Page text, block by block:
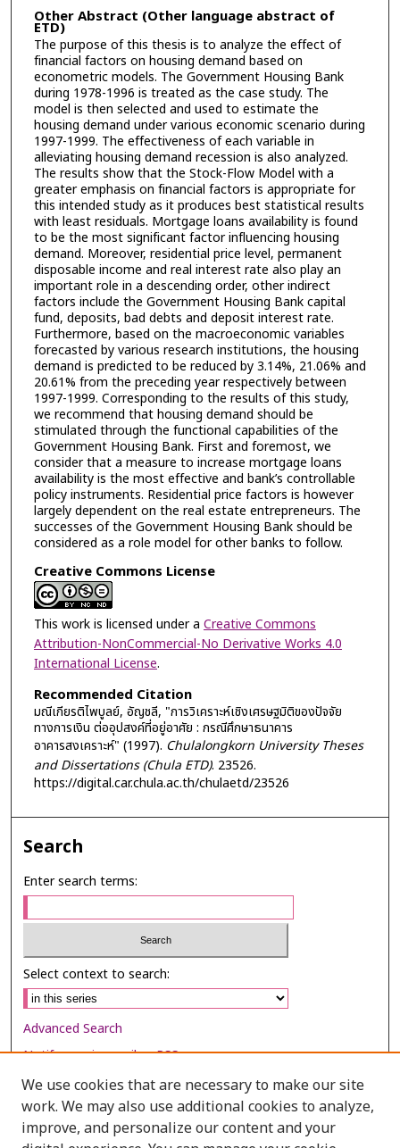
Other Abstract (Other language abstract of
ETD)
The purpose of this thesis is to analyze the effect of
financial factors on housing demand based on
econometric models. The Government Housing Bank
during 1978-1996 is treated as the case study. The
model is then selected and used to estimate the
housing demand under various economic scenario during
1997-1999. The effectiveness of each variable in
alleviating housing demand recession is also analyzed.
The results show that the Stock-Flow Model with a
greater emphasis on financial factors is appropriate for
this intended study as it produces best statistical results
with least residuals. Mortgage loans availability is found
to be the most significant factor influencing housing
demand. Moreover, residential price level, permanent
disposable income and real interest rate also play an
important role in a descending order, other indirect
factors include the Government Housing Bank capital
fund, deposits, bad debts and deposit interest rate.
Furthermore, based on the macroeconomic variables
forecasted by various research institutions, the housing
demand is predicted to be reduced by 3.14%, 21.06% and
20.61% from the preceding year respectively between
1997-1999. Corresponding to the results of this study,
we recommend that housing demand should be
stimulated through the functional capabilities of the
Government Housing Bank. First and foremost, we
consider that a measure to increase mortgage loans
availability is the most effective and bank’s controllable
policy instruments. Residential price factors is however
largely dependent on the real estate entrepreneurs. The
successes of the Government Housing Bank should be
considered as a role model for other banks to follow.
Creative Commons License
This work is licensed under a Creative Commons
Attribution-NonCommercial-No Derivative Works 4.0
International License.
Recommended Citation
มณีเกียรติไพบูลย์, อัญชลี, "การวิเคราะห์เชิงเศรษฐมิติของปัจจัย
ทางการเงิน ต่ออุปสงค์ที่อยู่อาศัย : กรณีศึกษาธนาคาร
อาคารสงเคราะห์" (1997). Chulalongkorn University Theses
and Dissertations (Chula ETD). 23526.
https://digital.car.chula.ac.th/chulaetd/23526
Search
Enter search terms:
Select context to search:
Advanced Search
Notify me via email orRSS
Browse
Collections
We use cookies that are necessary to make our site
work. We may also use additional cookies to analyze,
improve, and personalize our content and your